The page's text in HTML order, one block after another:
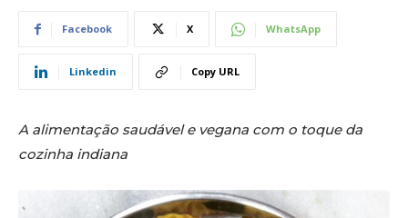
Facebook X WhatsApp
Linkedin Copy URL
A alimentação saudável e vegana com o toque da
cozinha indiana